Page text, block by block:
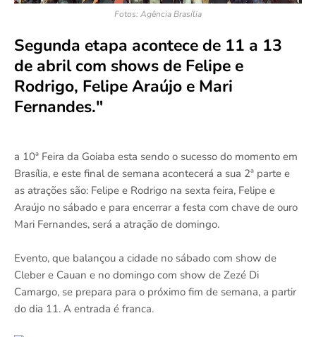
Fotos: Agência Brasília
Segunda etapa acontece de 11 a 13
de abril com shows de Felipe e
Rodrigo, Felipe Araújo e Mari
Fernandes."
a 10ª Feira da Goiaba esta sendo o sucesso do momento em
Brasília, e este final de semana acontecerá a sua 2ª parte e
as atrações são: Felipe e Rodrigo na sexta feira, Felipe e
Araújo no sábado e para encerrar a festa com chave de ouro
Mari Fernandes, será a atração de domingo.
Evento, que balançou a cidade no sábado com show de
Cleber e Cauan e no domingo com show de Zezé Di
Camargo, se prepara para o próximo fim de semana, a partir
do dia 11. A entrada é franca.